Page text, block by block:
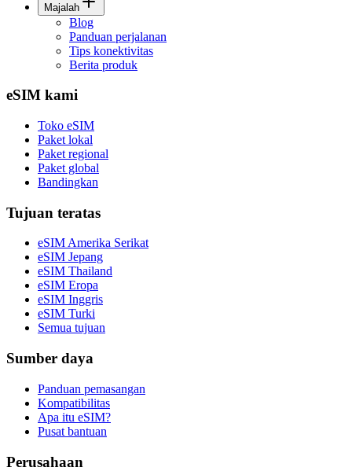
Majalah
Blog
Panduan perjalanan
Tips konektivitas
Berita produk
eSIM kami
Toko eSIM
Paket lokal
Paket regional
Paket global
Bandingkan
Tujuan teratas
eSIM Amerika Serikat
eSIM Jepang
eSIM Thailand
eSIM Eropa
eSIM Inggris
eSIM Turki
Semua tujuan
Sumber daya
Panduan pemasangan
Kompatibilitas
Apa itu eSIM?
Pusat bantuan
Perusahaan